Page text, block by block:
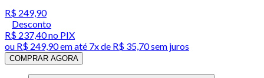
R$ 249,90
Desconto
R$ 237,40no PIX
ou R$ 249,90em até 7x de R$ 35,70 sem juros
COMPRAR AGORA